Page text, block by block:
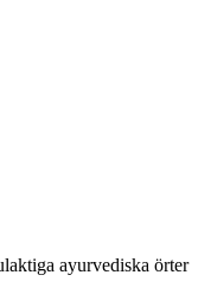
ayurvediska örter